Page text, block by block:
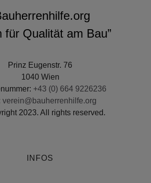
für Qualität am Bau”
Prinz Eugenstr. 76
1040 Wien
+43 (0) 664 9226236
verein@bauherrenhilfe.org
2023. All rights reserved.
INFOS